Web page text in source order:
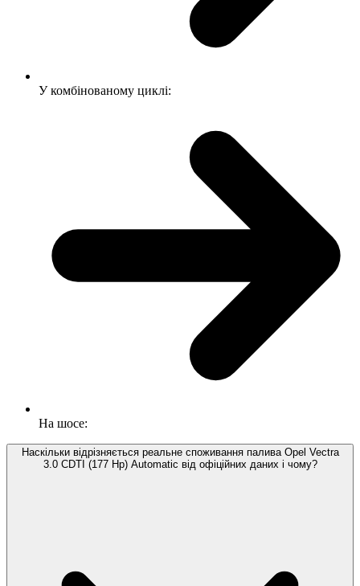
У комбінованому циклі:
На шосе:
Наскільки відрізняється реальне споживання палива Opel Vectra
3.0 CDTI (177 Hp) Automatic від офіційних даних і чому?